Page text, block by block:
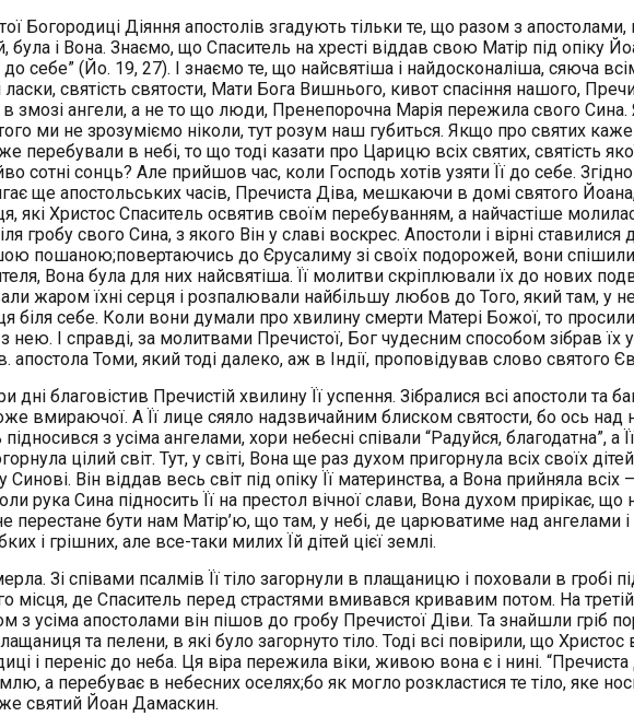
Богородиці Діяння апостолів згадують тільки те, що разом з апостолами,
і Вона. Знаємо, що Спаситель на хресті віддав свою Матір під опіку
до себе” (Йо. 19, 27). І знаємо те, що найсвятіша і найдосконаліша, сяюча
святість святости, Мати Бога Вишнього, кивот спасіння нашого,
в змозі ангели, а не то що люди, Пренепорочна Марія пережила свого
ми не зрозуміємо ніколи, тут розум наш губиться. Якщо про святих
перебували в небі, то що тоді казати про Царицю всіх святих, святість
сотні сонць? Але прийшов час, коли Господь хотів узяти Її до себе.
ще апостольських часів, Пречиста Діва, мешкаючи в домі святого
які Христос Спаситель освятив своїм перебуванням, а найчастіше
гробу свого Сина, з якого Він у славі воскрес. Апостоли і вірні ставилися
пошаною;повертаючись до Єрусалиму зі своїх подорожей, вони
Вона була для них найсвятіша. Її молитви скріплювали їх до нових
жаром їхні серця і розпалювали найбільшу любов до Того, який там, у
біля себе. Коли вони думали про хвилину смерти Матері Божої, то
нею. І справді, за молитвами Пречистої, Бог чудесним способом зібрав їх
апостола Томи, який тоді далеко, аж в Індії, проповідував слово святого
дні благовістив Пречистій хвилину Її успення. Зібралися всі апостоли та
вмираючої. А Її лице сяяло надзвичайним блиском святости, бо ось над
з усіма ангелами, хори небесні співали “Радуйся, благодатна”, а
цілий світ. Тут, у світі, Вона ще раз духом пригорнула всіх своїх
Він віддав весь світ під опіку Її материнства, а Вона прийняла всіх
рука Сина підносить Її на престол вічної слави, Вона духом прирікає,
перестане бути нам Матір’ю, що там, у небі, де царюватиме над ангелами
і грішних, але все-таки милих Їй дітей цієї землі.
Зі співами псалмів Її тіло загорнули в плащаницю і поховали в гробі
місця, де Спаситель перед страстями вмивався кривавим потом. На
з усіма апостолами він пішов до гробу Пречистої Діви. Та знайшли гріб
та пелени, в які було загорнуто тіло. Тоді всі повірили, що
і переніс до неба. Ця віра пережила віки, живою вона є і нині.
а перебуває в небесних оселях;бо як могло розкластися те тіло, яке
святий Йоан Дамаскин.